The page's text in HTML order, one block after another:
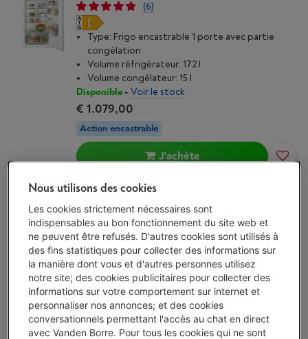
(6)
Type: Frigo encastrable 1 porte avec partie
congélation
Volume réfrigérateur: 172 l
Volume congélateur: 15 l
Disponible- Voir le stock
€ 1.079,00
Action encastrable
J'achète
Comparer
BOSCH KIS86AFE0
(12)
Type: Frigo encastrable 2 portes avec
congélateur en bas
Volume réfrigérateur: 192 l
Volume congélateur: 74 l
Disponible à partir du mar. 18 août- Voir le stock
Nous utilisons des cookies
Les cookies strictement nécessaires sont
indispensables au bon fonctionnement du site web et
ne peuvent être refusés. D'autres cookies sont utilisés à
des fins statistiques pour collecter des informations sur
la manière dont vous et d'autres personnes utilisez
notre site; des cookies publicitaires pour collecter des
informations sur votre comportement sur internet et
personnaliser nos annonces; et des cookies
conversationnels permettant l'accès au chat en direct
avec Vanden Borre. Pour tous les cookies qui ne sont